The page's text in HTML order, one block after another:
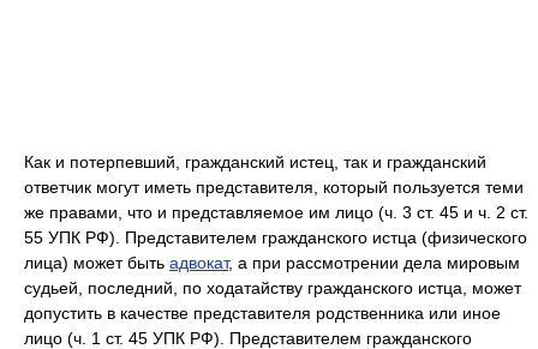
Как и потерпевший, гражданский истец, так и гражданский
ответчик могут иметь представителя, который пользуется теми
же правами, что и представляемое им лицо (ч. 3 ст. 45 и ч. 2 ст.
55 УПК РФ). Представителем гражданского истца (физического
лица) может быть адвокат, а при рассмотрении дела мировым
судьей, последний, по ходатайству гражданского истца, может
допустить в качестве представителя родственника или иное
лицо (ч. 1 ст. 45 УПК РФ). Представителем гражданского